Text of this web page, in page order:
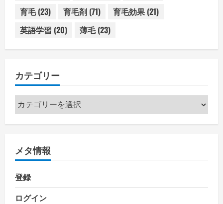
育毛(23) 育毛剤 (71) 育毛効果 (21)
英語学習 (20) 薄毛(23)
カテゴリー
カ
テ
ー
メタ情報
登録
ログイン